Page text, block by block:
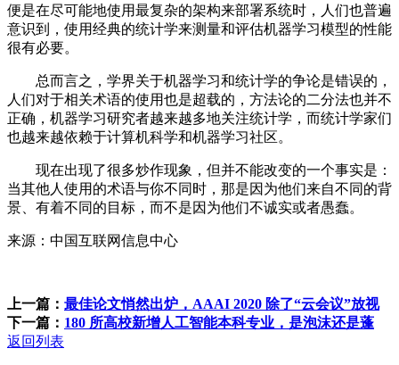
便是在尽可能地使用最复杂的架构来部署系统时，人们也普遍
意识到，使用经典的统计学来测量和评估机器学习模型的性能
很有必要。
总而言之，学界关于机器学习和统计学的争论是错误的，
人们对于相关术语的使用也是超载的，方法论的二分法也并不
正确，机器学习研究者越来越多地关注统计学，而统计学家们
也越来越依赖于计算机科学和机器学习社区。
现在出现了很多炒作现象，但并不能改变的一个事实是：
当其他人使用的术语与你不同时，那是因为他们来自不同的背
景、有着不同的目标，而不是因为他们不诚实或者愚蠢。
来源：中国互联网信息中心
上一篇： 最佳论文悄然出炉，AAAI 2020 除了“云会议”放视
下一篇： 180 所高校新增人工智能本科专业，是泡沫还是蓬
返回列表